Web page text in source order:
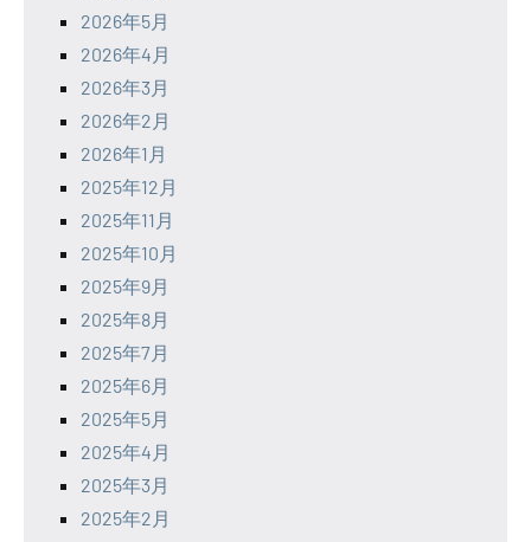
2026年5月
2026年4月
2026年3月
2026年2月
2026年1月
2025年12月
2025年11月
2025年10月
2025年9月
2025年8月
2025年7月
2025年6月
2025年5月
2025年4月
2025年3月
2025年2月